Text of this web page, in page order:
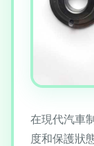
在現代汽車
度和保護狀